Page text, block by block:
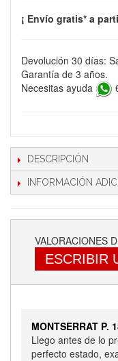
¡ Envío gratis* a
Devolución 30 días:
Garantía de 3 años.
Necesitas ayuda
DESCRIPCIÓN
INFORMACIÓN
VALORACIONES
ESCRIBIR
MONTSERRAT P.
Llego antes de lo
perfecto estado,